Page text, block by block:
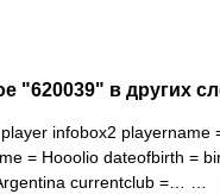
"620039" в других
infobox2 playername
= Hooolio dateofbirth =
currentclub =… …